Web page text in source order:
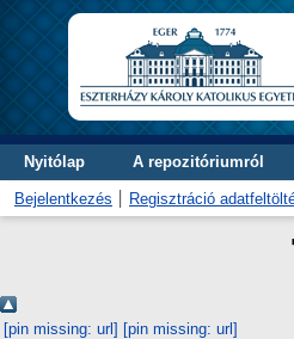
Nyitólap A repozitóriumról
Bejelentkezés Regisztráció
[pin missing: url] [pin missing: url]